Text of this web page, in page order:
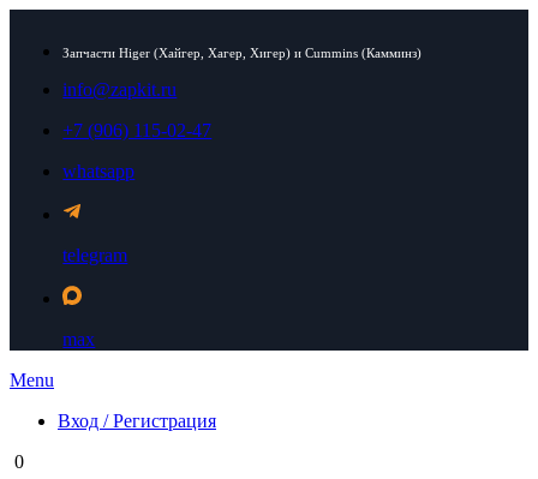
Запчасти Higer (Хайгер, Хагер, Хигер) и Cummins (Камминз)
info@zapkit.ru
+7 (906) 115-02-47
whatsapp
telegram
max
Menu
Вход / Регистрация
0